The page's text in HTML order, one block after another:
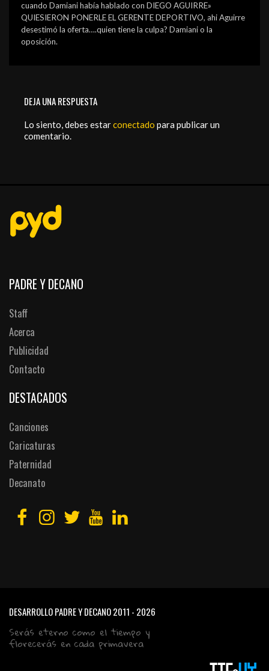
cuando Damiani había hablado con DIEGO AGUIRRE»
QUIESIERON PONERLE EL GERENTE DEPORTIVO, ahi Aguirre
desestimó la oferta….quien tiene la culpa? Damiani o la
oposición.
DEJA UNA RESPUESTA
Lo siento, debes estarconectado para publicar un
comentario.
PADRE Y DECANO
Staff
Acerca
Publicidad
Contacto
DESTACADOS
Canciones
Caricaturas
Paternidad
Decanato
DESARROLLO PADRE Y DECANO2011 - 2026
Serás eterno como el tiempo y
florecerás en cada primavera